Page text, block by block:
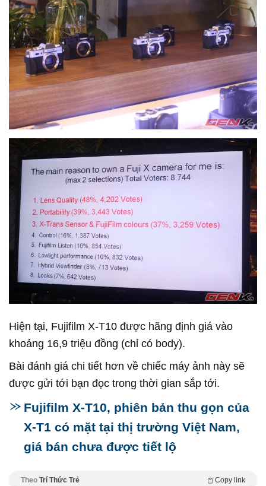
Hiện tại, Fujifilm X-T10 được hãng định giá vào
khoảng 16,9 triệu đồng (chỉ có body).
Bài đánh giá chi tiết hơn về chiếc máy ảnh này sẽ
được gửi tới bạn đọc trong thời gian sắp tới.
Fujifilm X-T10, phiên bản thu gọn của
X-T1 có mặt tại thị trường Việt Nam,
giá bán chưa được tiết lộ
Theo Trí Thức Trẻ Copy link